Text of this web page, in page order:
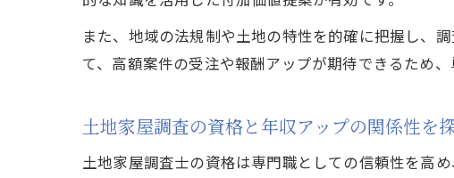
また、地域の法規制や土地の特性を的確に把握し、
て、高額案件の受注や報酬アップが期待できるため
土地家屋調査の資格と年収アップの関係性を
土地家屋調査士の資格は専門職としての信頼性を高